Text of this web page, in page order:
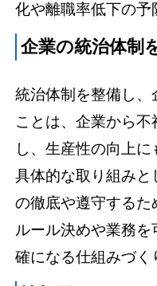
化や離職率低下の予
企業の統治体制
統治体制を整備し、
ことは、企業から
し、生産性の向上に
具体的な取り組みと
の徹底や遵守する
ルール決めや業務
確になる仕組みづく